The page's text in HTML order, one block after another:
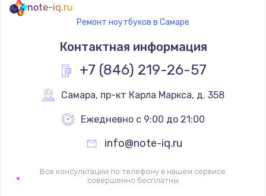
note-iq.ru
Ремонт ноутбуков в Самаре
Контактная информация
+7 (846) 219-26-57
Самара, пр-кт Карла Маркса, д. 358
Ежедневно с 9:00 до 21:00
info@note-iq.ru
Все консультации по телефону в нашем сервисе
совершенно бесплатны